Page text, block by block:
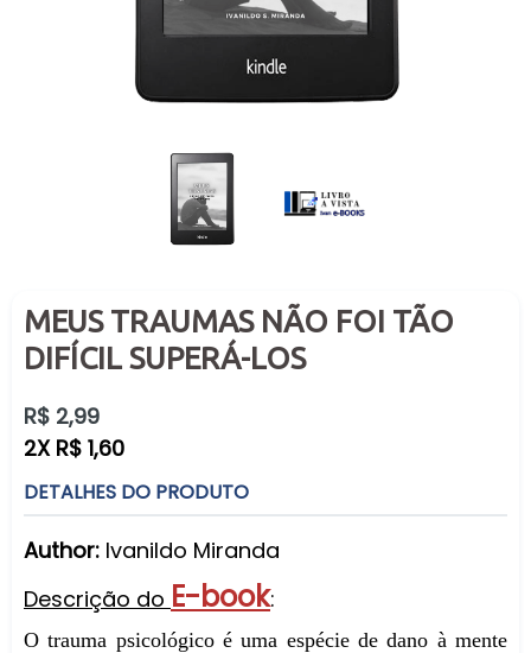
MEUS TRAUMAS NÃO FOI TÃO
DIFÍCIL SUPERÁ-LOS
Preço
normal
R$ 2,99
2X R$ 1,60
DETALHES DO PRODUTO
Author: Ivanildo Miranda
Descrição do E-book:
O trauma psicológico é uma espécie de dano à mente